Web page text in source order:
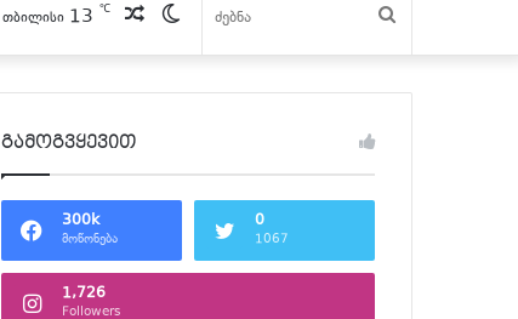
ძებნა
Switch
skin
პოსტები
თბილისი 13 ℃
გამოგვყევით
300k
მოწონება
0
1067
1,726
Followers